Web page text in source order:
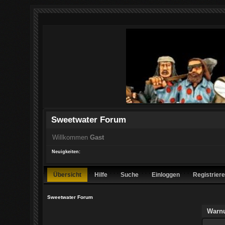
Sweetwater Forum
Willkommen Gast
Neuigkeiten:
Übersicht Hilfe Suche Einloggen
Sweetwater Forum